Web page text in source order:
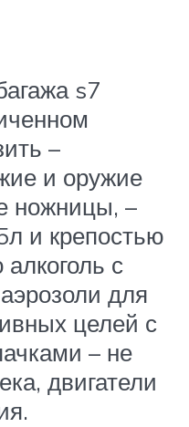
s7
–
и оружие
ножницы, –
и крепостью
с
для
целей с
– не
двигатели